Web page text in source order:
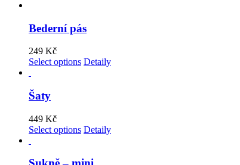
Bederní pás
249 Kč
Select options Detaily
Šaty
449 Kč
Select options Detaily